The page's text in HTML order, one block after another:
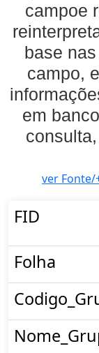
campoe
base
campo,
em
ver Fonte/
FID
Folha